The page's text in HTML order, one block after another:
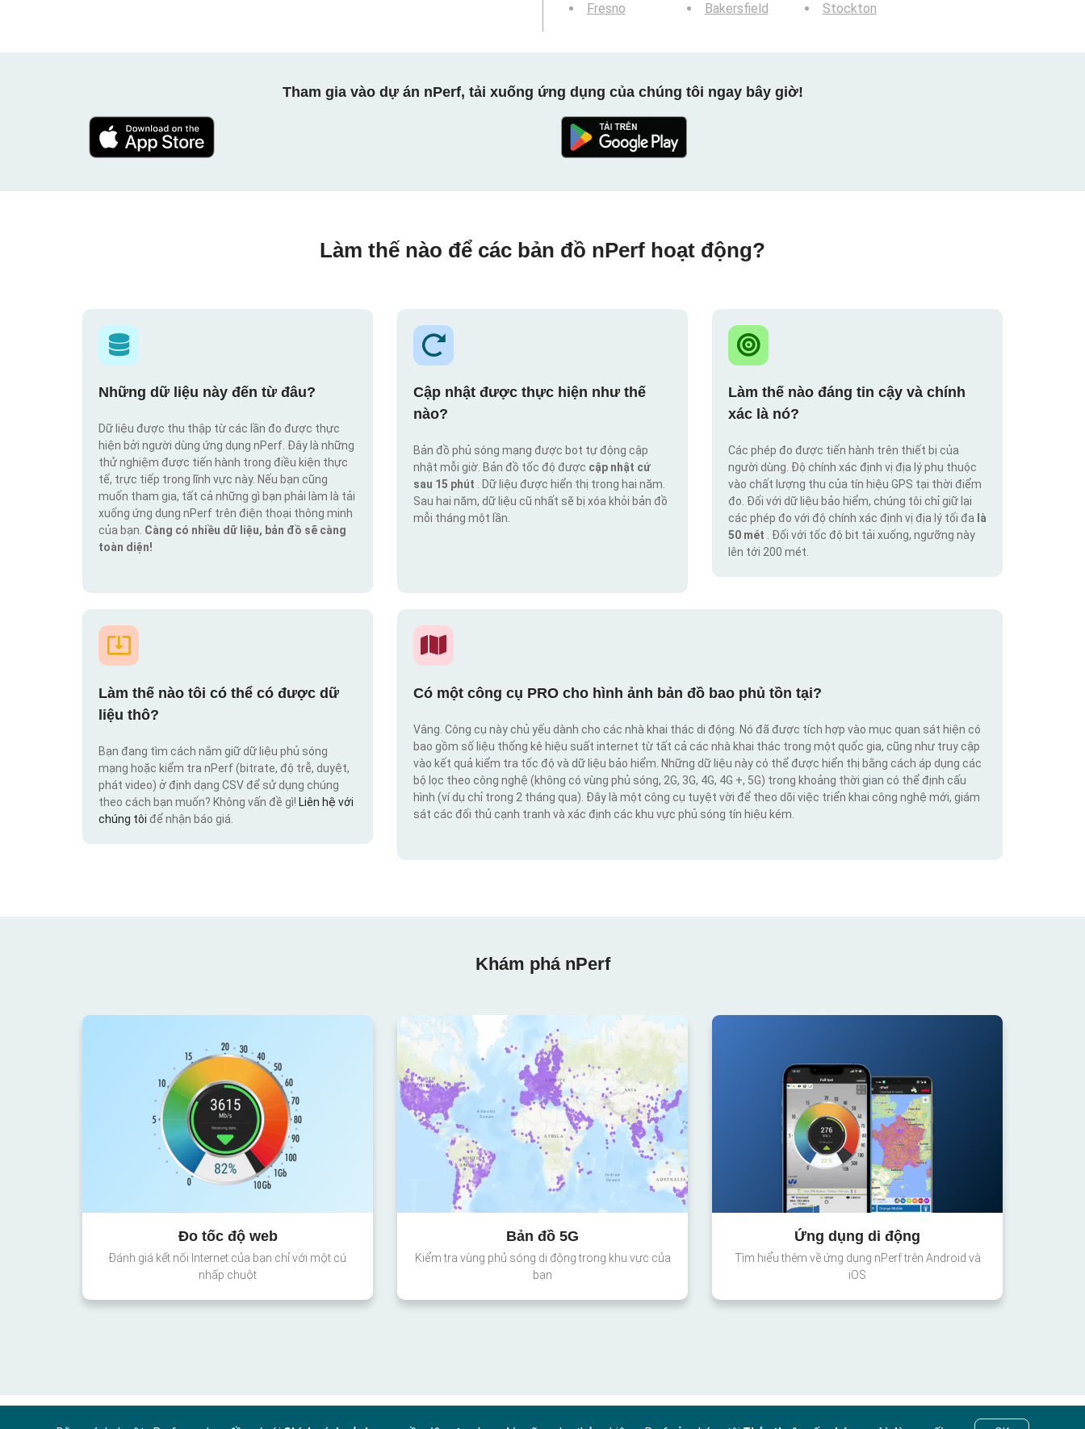
Fresno
Bakersfield
Stockton
Tham gia vào dự án nPerf, tải xuống ứng dụng của chúng tôi ngay bây giờ!
Làm thế nào để các bản đồ nPerf hoạt động?
Những dữ liệu này đến từ đâu?
Dữ liệu được thu thập từ các lần đo được thực
hiện bởi người dùng ứng dụng nPerf. Đây là những
thử nghiệm được tiến hành trong điều kiện thực
tế, trực tiếp trong lĩnh vực này. Nếu bạn cũng
muốn tham gia, tất cả những gì bạn phải làm là tải
xuống ứng dụng nPerf trên điện thoại thông minh
của bạn. Càng có nhiều dữ liệu, bản đồ sẽ càng
toàn diện!
Cập nhật được thực hiện như thế
nào?
Bản đồ phủ sóng mạng được bot tự động cập
nhật mỗi giờ. Bản đồ tốc độ được cập nhật cứ
sau 15 phút
. Dữ liệu được hiển thị trong hai năm.
Sau hai năm, dữ liệu cũ nhất sẽ bị xóa khỏi bản đồ
mỗi tháng một lần.
Làm thế nào đáng tin cậy và chính
xác là nó?
Các phép đo được tiến hành trên thiết bị của
người dùng. Độ chính xác định vị địa lý phụ thuộc
vào chất lượng thu của tín hiệu GPS tại thời điểm
đo. Đối với dữ liệu bảo hiểm, chúng tôi chỉ giữ lại
các phép đo với độ chính xác định vị địa lý tối đa là
50 mét
. Đối với tốc độ bit tải xuống, ngưỡng này
lên tới 200 mét.
Làm thế nào tôi có thể có được dữ
liệu thô?
Bạn đang tìm cách nắm giữ dữ liệu phủ sóng
mạng hoặc kiểm tra nPerf (bitrate, độ trễ, duyệt,
phát video) ở định dạng CSV để sử dụng chúng
theo cách bạn muốn? Không vấn đề gì! Liên hệ với
chúng tôi để nhận báo giá.
Có một công cụ PRO cho hình ảnh bản đồ bao phủ tồn tại?
Vâng. Công cụ này chủ yếu dành cho các nhà khai thác di động. Nó đã được tích hợp vào mục quan sát hiện có
bao gồm số liệu thống kê hiệu suất internet từ tất cả các nhà khai thác trong một quốc gia, cũng như truy cập
vào kết quả kiểm tra tốc độ và dữ liệu bảo hiểm. Những dữ liệu này có thể được hiển thị bằng cách áp dụng các
bộ lọc theo công nghệ (không có vùng phủ sóng, 2G, 3G, 4G, 4G +, 5G) trong khoảng thời gian có thể định cấu
hình (ví dụ chỉ trong 2 tháng qua). Đây là một công cụ tuyệt vời để theo dõi việc triển khai công nghệ mới, giám
sát các đối thủ cạnh tranh và xác định các khu vực phủ sóng tín hiệu kém.
Khám phá nPerf
Đo tốc độ web
Đánh giá kết nối Internet của bạn chỉ với một cú
nhấp chuột
Bản đồ 5G
Kiểm tra vùng phủ sóng di động trong khu vực của
bạn
Ứng dụng di động
Tìm hiểu thêm về ứng dụng nPerf trên Android và
iOS